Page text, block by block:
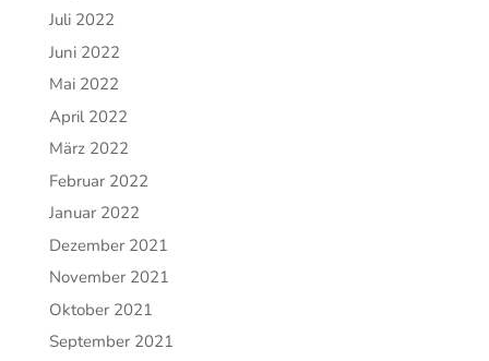
Juli 2022
Juni 2022
Mai 2022
April 2022
März 2022
Februar 2022
Januar 2022
Dezember 2021
November 2021
Oktober 2021
September 2021